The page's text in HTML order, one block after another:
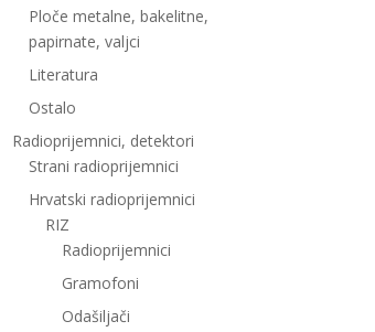
Ploče metalne, bakelitne,
papirnate, valjci
Literatura
Ostalo
Radioprijemnici, detektori
Strani radioprijemnici
Hrvatski radioprijemnici
RIZ
Radioprijemnici
Gramofoni
Odašiljači